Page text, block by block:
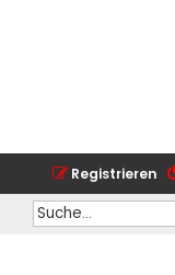
Registrieren